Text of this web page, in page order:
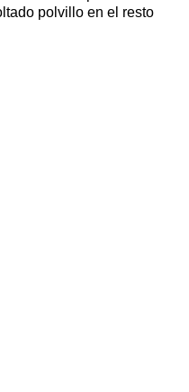
polvillo en el resto